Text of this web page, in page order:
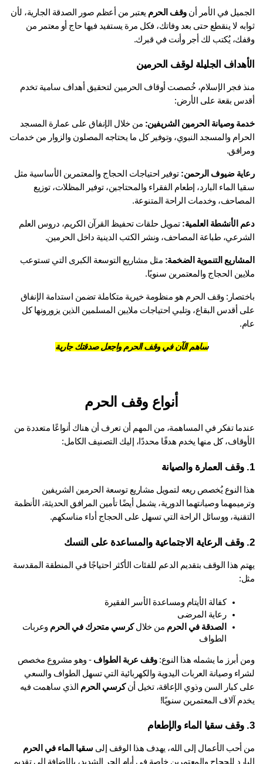
في الأمر أن وقف الحرم
يعتبر من أعظم صور الصدقة الجارية، لأن
ثوابه لا ينقطع حتى بعد وفاتك، فكل مرة يستفيد فيها حاج أو معتمر من
يُكتب لك أجر وأنت في قبرك.
الجليلة لوقف الحرمين
منذ فجر الإسلام، خُصصت أوقاف الحرمين لتحقيق أهداف سامية تخدم
بقعة على الأرض:
وصيانة الحرمين الشريفين:
من خلال الإنفاق على عمارة المسجد
الحرام والمسجد النبوي، وتوفير كل ما يحتاجه المصلون والزوار من خدمات
ضيوف الرحمن:
سقيا الماء البارد، إطعام الفقراء والمحتاجين، توفير المظلات، توزيع
وخدمات الراحة المتنوعة.
الأنشطة العلمية:
تمويل حلقات تحفيظ القرآن الكريم، دروس العلم
طباعة المصاحف، ونشر الكتب الدينية داخل الحرمين.
التنموية الضخمة:
مثل مشاريع التوسعة الكبرى التي تستوعب
الحجاج والمعتمرين سنويًا.
باختصار: وقف الحرم هو منظومة خيرية متكاملة تضمن استدامة الإنفاق
على أقدس البقاع، وتلبي احتياجات ملايين المسلمين الذين يزورونها كل
ساهم الآن في وقف الحرم واجعل صدقتك جارية
أنواع وقف الحرم
عندما تفكر في المساهمة، من المهم أن تعرف أن هناك أنواعًا متعددة من
كل منها يخدم هدفًا محددًا، إليك التصنيف الكامل:
هذا النوع يُخصص ريعه لتمويل مشاريع توسعة الحرمين الشريفين
وترميمهما وصيانتهما الدورية، يشمل أيضًا تأمين المرافق الحديثة، الأنظمة
ووسائل الراحة التي تسهل على الحجاج أداء مناسكهم.
يهتم هذا الوقف بتقديم الدعم للفئات الأكثر احتياجًا في المنطقة المقدسة
كفالة الأيتام ومساعدة الأسر الفقيرة
رعاية المرضى
الصدقة في الحرم من خلال كرسي متحرك في الحرم
وعربات
الطواف
أبرز ما يشمله هذا النوع: وقف عربة الطواف
- وهو مشروع مخصص
لشراء وصيانة العربات اليدوية والكهربائية التي تسهل الطواف والسعي
كبار السن وذوي الإعاقة، تخيل أن كرسي الحرم
الذي ساهمت فيه
آلاف المعتمرين سنويًا!
أحب الأعمال إلى الله، يهدف هذا الوقف إلى سقيا الماء في الحرم
البارد للحجاج والمعتمرين خاصة في أيام الحر الشديد، بالإضافة إلى تقديم